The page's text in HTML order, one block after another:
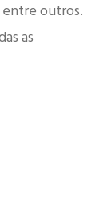
outros.
as